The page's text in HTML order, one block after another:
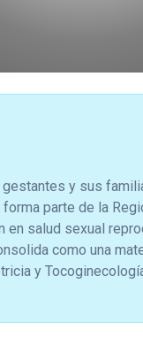
y sus
parte de la
salud sexual
como una
y